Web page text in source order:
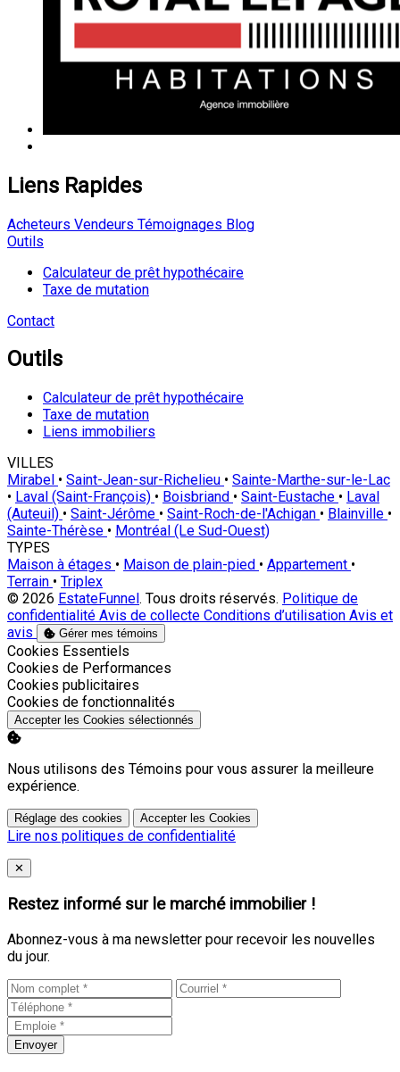
Liens Rapides
Acheteurs Vendeurs Témoignages Blog
Outils
Calculateur de prêt hypothécaire
Taxe de mutation
Contact
Outils
Calculateur de prêt hypothécaire
Taxe de mutation
Liens immobiliers
VILLES
Mirabel • Saint-Jean-sur-Richelieu • Sainte-Marthe-sur-le-Lac
• Laval (Saint-François) • Boisbriand • Saint-Eustache • Laval
(Auteuil) • Saint-Jérôme • Saint-Roch-de-l'Achigan • Blainville •
Sainte-Thérèse • Montréal (Le Sud-Ouest)
TYPES
Maison à étages • Maison de plain-pied • Appartement •
Terrain • Triplex
© 2026 EstateFunnel . Tous droits réservés. Politique de
confidentialité Avis de collecte Conditions d’utilisation Avis et
avis
Gérer mes témoins
Activer
Cookies Essentiels
Activer
Cookies de Performances
Activer
Cookies publicitaires
Activer
Cookies de fonctionnalités
Accepter les Cookies sélectionnés
Nous utilisons des Témoins pour vous assurer la meilleure
expérience.
Réglage des cookies Accepter les Cookies
Lire nos politiques de confidentialité
Close
✕
Restez informé sur le marché immobilier !
Abonnez-vous à ma newsletter pour recevoir les nouvelles
du jour.
Envoyer